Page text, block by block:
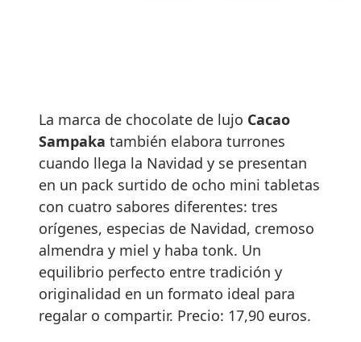
La marca de chocolate de lujo Cacao
Sampaka también elabora turrones
cuando llega la Navidad y se presentan
en un pack surtido de ocho mini tabletas
con cuatro sabores diferentes: tres
orígenes, especias de Navidad, cremoso
almendra y miel y haba tonk. Un
equilibrio perfecto entre tradición y
originalidad en un formato ideal para
regalar o compartir. Precio: 17,90 euros.